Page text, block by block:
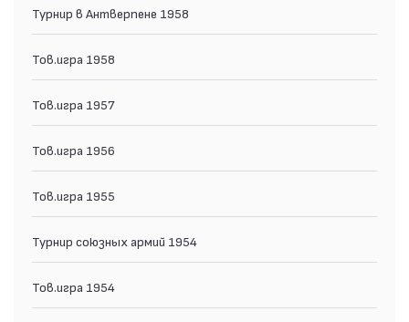
Турнир в Антверпене 1958
Тов.игра 1958
Тов.игра 1957
Тов.игра 1956
Тов.игра 1955
Турнир союзных армий 1954
Тов.игра 1954